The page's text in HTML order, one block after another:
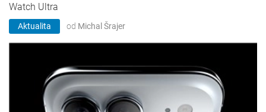
Watch Ultra
Aktualita od Michal Šrajer